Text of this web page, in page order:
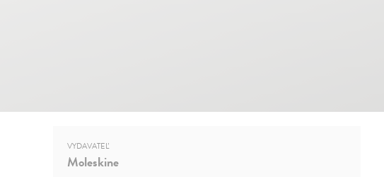
VYDAVATEĽ
Moleskine